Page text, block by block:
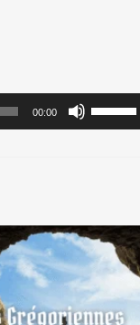
00:00
ou
diminuer
volume.